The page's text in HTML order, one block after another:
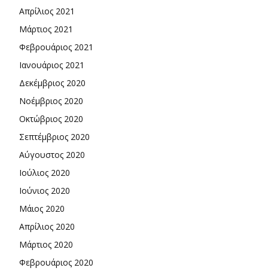
Απρίλιος 2021
Μάρτιος 2021
Φεβρουάριος 2021
Ιανουάριος 2021
Δεκέμβριος 2020
Νοέμβριος 2020
Οκτώβριος 2020
Σεπτέμβριος 2020
Αύγουστος 2020
Ιούλιος 2020
Ιούνιος 2020
Μάιος 2020
Απρίλιος 2020
Μάρτιος 2020
Φεβρουάριος 2020